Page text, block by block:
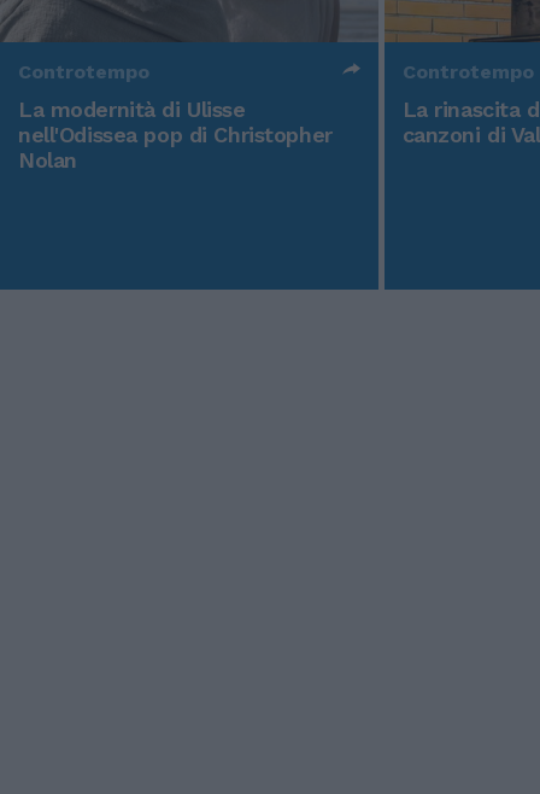
Controtempo
La modernità di Ulisse
nell'Odissea pop di Christopher
Nolan
Controtempo
La rinascita
canzoni di